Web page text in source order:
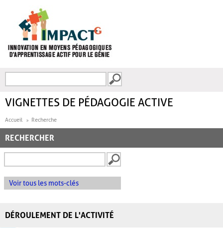
FORMULAIRE DE
VIGNETTES DE PÉDAGOGIE ACTIVE
Accueil Recherche
RECHERCHER
Voir tous les mots-clés
DÉROULEMENT DE L'ACTIVITÉ